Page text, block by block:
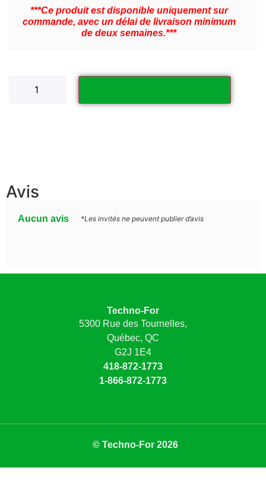
***Ce produit est disponible uniquement sur
commande, avec un délai de livraison minimum
de deux semaines.***
Avis
Aucun avis *Les invités ne peuvent publier d’avis
Techno-For
5300 Rue des Tournelles,
Québec, QC
G2J 1E4
418-872-1773
1-866-872-1773
© Techno-For 2026